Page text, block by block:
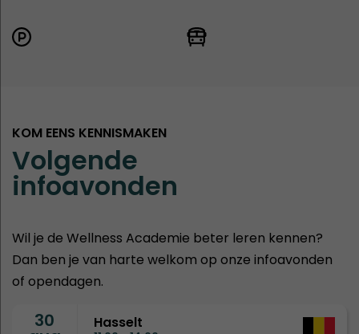
KOM EENS KENNISMAKEN
Volgende
infoavonden
Wil je de Wellness Academie beter leren kennen?
Dan ben je van harte welkom op onze infoavonden
of opendagen.
30 Hasselt